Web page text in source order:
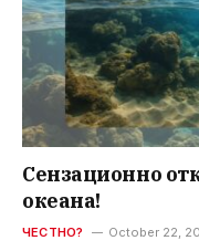
Сензационно
океана!
ЧЕСТНО? October 22,